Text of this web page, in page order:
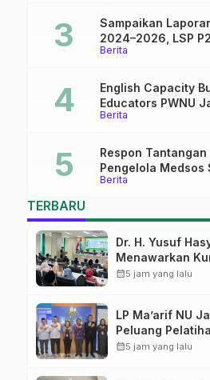
Berita
Sampaikan
2024–2026, LSP
Mantapkan Sinergi
Berita
English Capacity
Educators PWNU
Batch#4;
Berita
Respon Tantangan
Pengelola Medsos
Pekalongan Ikuti
TERBARU
Dr. H. Yusuf
Menawarkan
Diversifikasi,
calendar_month5 jam yang lalu
LP Ma’arif NU
Peluang
bagi Lulusan
calendar_month5 jam yang lalu